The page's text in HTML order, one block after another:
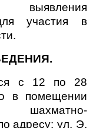
выявления
участия в
с 12 по 28
в помещении
шахматно-
адресу: ул. Э.